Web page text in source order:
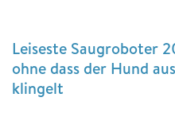
Leiseste Saugroboter
ohne dass der Hund
klingelt